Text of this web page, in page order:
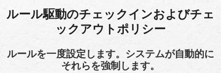
ルール駆動のチェックインおよびチェ
ックアウトポリシー
ルールを一度設定します。システムが自動的に
それらを強制します。